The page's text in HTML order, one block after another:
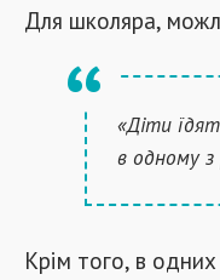
Для школяра,
«Діти
в одному з
Крім того, в